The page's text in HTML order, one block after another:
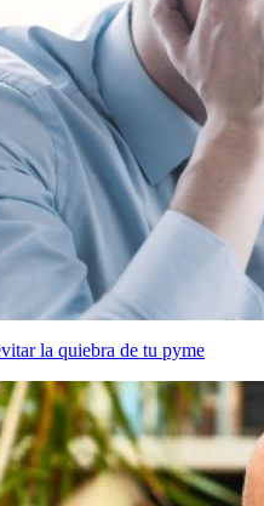
la quiebra de tu pyme